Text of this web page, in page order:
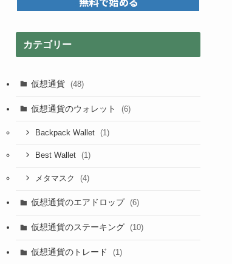
カテゴリー
仮想通貨 (48)
仮想通貨のウォレット (6)
Backpack Wallet (1)
Best Wallet (1)
メタマスク (4)
仮想通貨のエアドロップ (6)
仮想通貨のステーキング (10)
仮想通貨のトレード (1)